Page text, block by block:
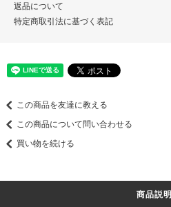
返品について
特定商取引法に基づく表記
この商品を友達に教える
この商品について問い合わせる
買い物を続ける
商品説明